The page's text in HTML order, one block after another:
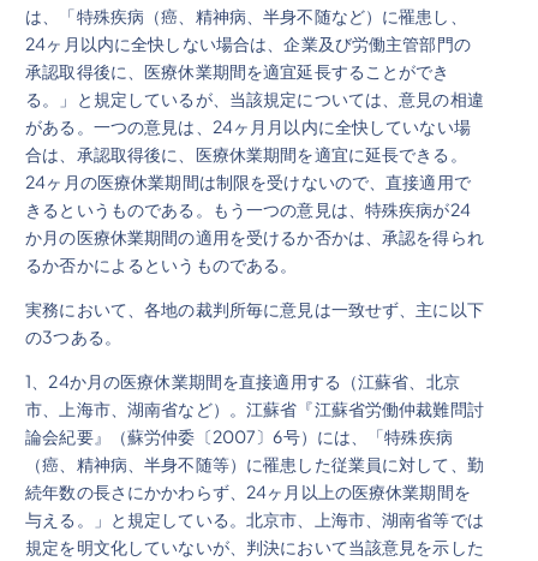
は、「特殊疾病（癌、精神病、半身不随など）に罹患し、
24ヶ月以内に全快しない場合は、企業及び労働主管部門の
承認取得後に、医療休業期間を適宜延長することができ
る。」と規定しているが、当該規定については、意見の相違
がある。一つの意見は、24ヶ月月以内に全快していない場
合は、承認取得後に、医療休業期間を適宜に延長できる。
24ヶ月の医療休業期間は制限を受けないので、直接適用で
きるというものである。もう一つの意見は、特殊疾病が24
か月の医療休業期間の適用を受けるか否かは、承認を得られ
るか否かによるというものである。
実務において、各地の裁判所毎に意見は一致せず、主に以下
の3つある。
1、24か月の医療休業期間を直接適用する（江蘇省、北京
市、上海市、湖南省など）。江蘇省『江蘇省労働仲裁難問討
論会紀要』（蘇労仲委〔2007〕6号）には、「特殊疾病
（癌、精神病、半身不随等）に罹患した従業員に対して、勤
続年数の長さにかかわらず、24ヶ月以上の医療休業期間を
与える。」と規定している。北京市、上海市、湖南省等では
規定を明文化していないが、判決において当該意見を示した